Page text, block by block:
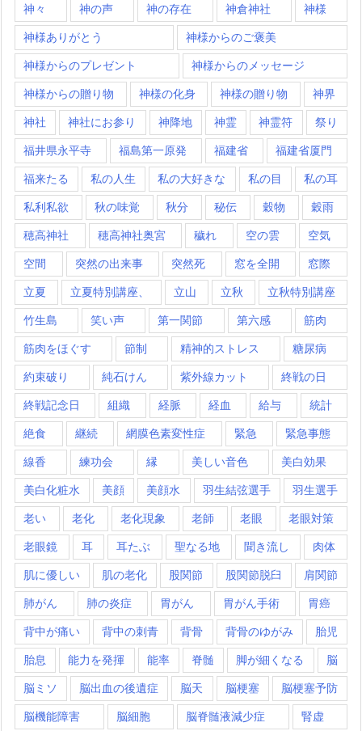
神々 神の声 神の存在 神倉神社 神様
神様ありがとう 神様からのご褒美
神様からのプレゼント 神様からのメッセージ
神様からの贈り物 神様の化身 神様の贈り物 神界
神社 神社にお参り 神降地 神霊 神霊符 祭り
福井県永平寺 福島第一原発 福建省 福建省厦門
福来たる 私の人生 私の大好きな 私の目 私の耳
私利私欲 秋の味覚 秋分 秘伝 穀物 穀雨
穂高神社 穂高神社奥宮 穢れ 空の雲 空気
空間 突然の出来事 突然死 窓を全開 窓際
立夏 立夏特別講座、 立山 立秋 立秋特別講座
竹生島 笑い声 第一関節 第六感 筋肉
筋肉をほぐす 節制 精神的ストレス 糖尿病
約束破り 純石けん 紫外線カット 終戦の日
終戦記念日 組織 経脈 経血 給与 統計
絶食 継続 網膜色素変性症 緊急 緊急事態
線香 練功会 縁 美しい音色 美白効果
美白化粧水 美顔 美顔水 羽生結弦選手 羽生選手
老い 老化 老化現象 老師 老眼 老眼対策
老眼鏡 耳 耳たぶ 聖なる地 聞き流し 肉体
肌に優しい 肌の老化 股関節 股関節脱臼 肩関節
肺がん 肺の炎症 胃がん 胃がん手術 胃癌
背中が痛い 背中の刺青 背骨 背骨のゆがみ 胎児
胎息 能力を発揮 能率 脊髄 脚が細くなる 脳
脳ミソ 脳出血の後遺症 脳天 脳梗塞 脳梗塞予防
脳機能障害 脳細胞 脳脊髄液減少症 腎虚